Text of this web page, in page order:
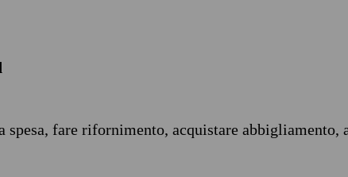
spesa, fare rifornimento, acquistare abbigliamento,